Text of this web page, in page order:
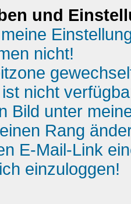
und
nicht!
nicht
Bild unter
Rang
E-Mail-Link
einzuloggen!